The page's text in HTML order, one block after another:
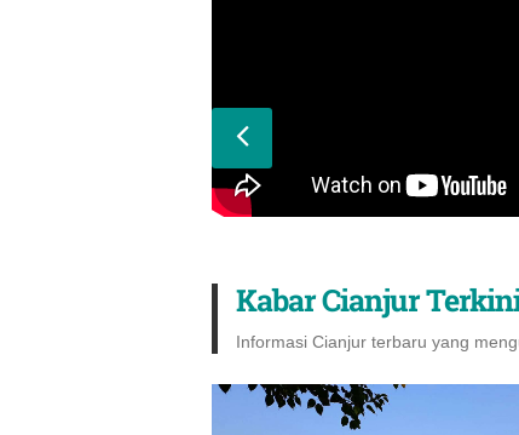
Kabar Cianjur
Informasi Cianjur terbaru yang